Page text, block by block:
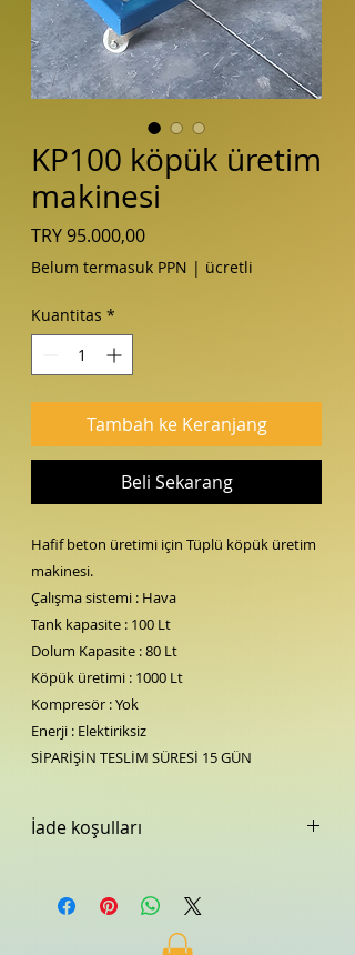
KP100 köpük üretim
makinesi
TRY 95.000,00Harga
Belum termasuk PPN | ücretli
Kuantitas *
Tambah ke Keranjang
Beli Sekarang
Hafif beton üretimi için Tüplü köpük üretim
makinesi.
Çalışma sistemi : Hava
Tank kapasite : 100 Lt
Dolum Kapasite : 80 Lt
Köpük üretimi : 1000 Lt
Kompresör : Yok
Enerji : Elektiriksiz
SİPARİŞİN TESLİM SÜRESİ 15 GÜN
İade koşulları
yapılır.
iade edilmez